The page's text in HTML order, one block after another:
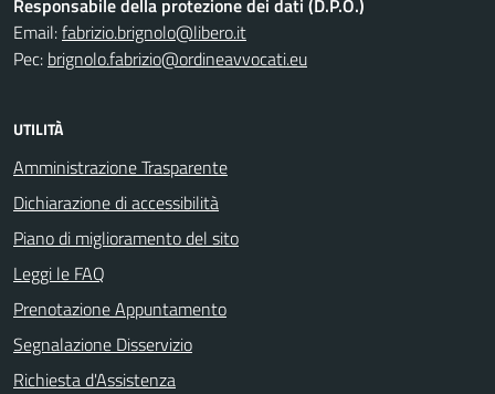
Responsabile della protezione dei dati (D.P.O.)
Email:fabrizio.brignolo@libero.it
Pec: brignolo.fabrizio@ordineavvocati.eu
UTILITÀ
Amministrazione Trasparente
Dichiarazione di accessibilità
Piano di miglioramento del sito
Leggi le FAQ
Prenotazione Appuntamento
Segnalazione Disservizio
Richiesta d'Assistenza